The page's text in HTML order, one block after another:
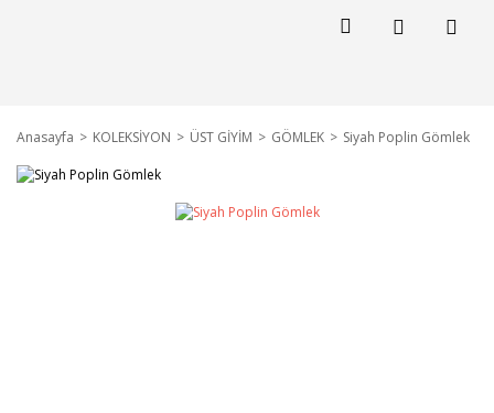
Anasayfa KOLEKSİYON ÜST GİYİM GÖMLEK Siyah Poplin Gömlek